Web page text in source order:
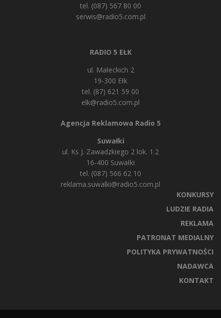
tel. (087) 567 80 00
serwis@radio5.com.pl
RADIO 5 EŁK
ul. Małeckich 2
19-300 Ełk
tel. (87) 621 59 00
elk@radio5.com.pl
Agencja Reklamowa Radio 5
Suwałki
ul. Ks J. Zawadzkiego 2 lok. 1.2
16-400 Suwałki
tel. (087) 566 62 10
reklama.suwalki@radio5.com.pl
KONKURSY
LUDZIE RADIA
REKLAMA
PATRONAT MEDIALNY
POLITYKA PRYWATNOŚCI
NADAWCA
KONTAKT